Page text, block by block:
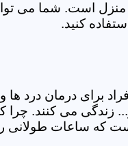
در منزل است. شما می
کنید.
افراد برای درمان
می کنند. چرا
که ساعات